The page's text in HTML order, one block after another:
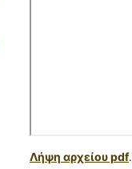
Λήψη αρχείου pdf.